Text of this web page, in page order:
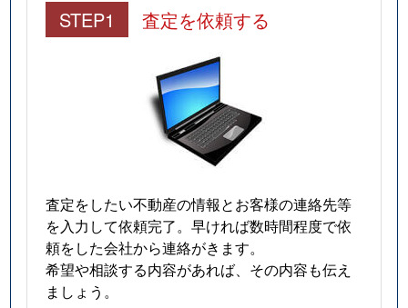
STEP1 査定を依頼する
査定をしたい不動産の情報とお客様の連絡先等
を入力して依頼完了。早ければ数時間程度で依
頼をした会社から連絡がきます。
希望や相談する内容があれば、その内容も伝え
ましょう。